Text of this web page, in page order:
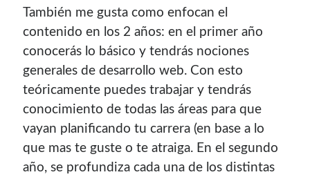
También me gusta como enfocan el
contenido en los 2 años: en el primer año
conocerás lo básico y tendrás nociones
generales de desarrollo web. Con esto
teóricamente puedes trabajar y tendrás
conocimiento de todas las áreas para que
vayan planificando tu carrera (en base a lo
que mas te guste o te atraiga. En el segundo
año, se profundiza cada una de los distintas